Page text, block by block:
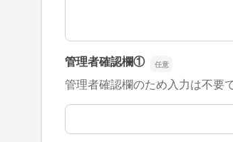
管理者確認欄①
管理者確認欄のため入力は不要で
管理者確認欄①